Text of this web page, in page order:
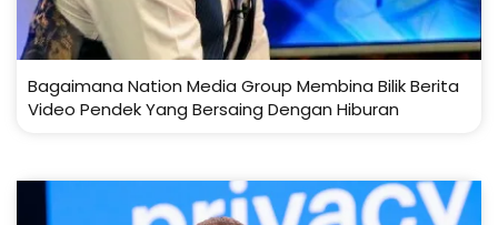
Bagaimana Nation Media Group Membina Bilik Berita
Video Pendek Yang Bersaing Dengan Hiburan